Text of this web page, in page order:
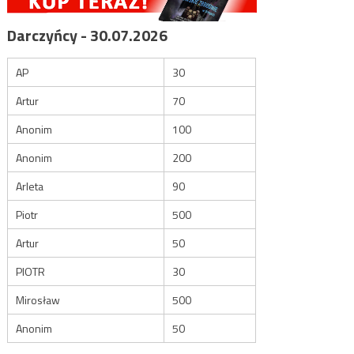
Darczyńcy - 30.07.2026
AP
30
Artur
70
Anonim
100
Anonim
200
Arleta
90
Piotr
500
Artur
50
PIOTR
30
Mirosław
500
Anonim
50